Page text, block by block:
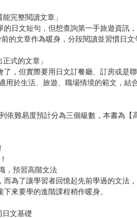
完整閱讀文章」
日文短句，但想查詢第一手旅遊資訊
的文章作為暖身，分段閱讀並習慣日文
式的文章」
，但實際要用日文訂餐廳、訂房或是
用於生活、旅遊、職場情境的範文，結
依難易度預計分為三個級數，本書為
，預習高階文法
為了讓學習者回憶起先前學過的文法
來要學的進階課程稍作暖身。
日文基礎